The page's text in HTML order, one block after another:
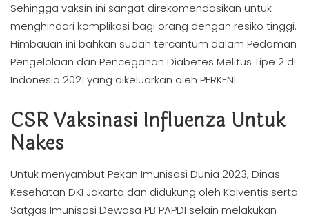
Sehingga vaksin ini sangat direkomendasikan untuk
menghindari komplikasi bagi orang dengan resiko tinggi.
Himbauan ini bahkan sudah tercantum dalam Pedoman
Pengelolaan dan Pencegahan Diabetes Melitus Tipe 2 di
Indonesia 2021 yang dikeluarkan oleh PERKENI.
CSR Vaksinasi Influenza Untuk
Nakes
Untuk menyambut Pekan Imunisasi Dunia 2023, Dinas
Kesehatan DKI Jakarta dan didukung oleh Kalventis serta
Satgas Imunisasi Dewasa PB PAPDI selain melakukan